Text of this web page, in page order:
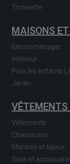
Trotinette
MAISONS
Electroménager
Intérieur
Pour les enfants
Jardin
VÊTEMENTS
Vêtements
Chaussures
Montres et bijoux
Sacs et